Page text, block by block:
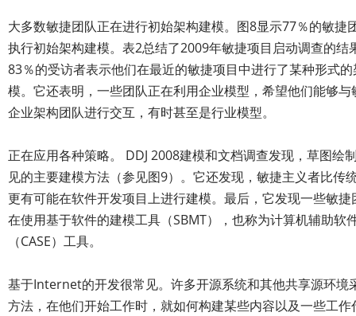
大多数敏捷团队正在进行初始架构建模。图8显示77％的敏捷
执行初始架构建模。表2总结了2009年敏捷项目启动调查的结
83％的受访者表示他们在最近的敏捷项目中进行了某种形式
模。它还表明，一些团队正在利用企业模型，希望他们能够与
企业架构团队进行交互，有时甚至是行业模型。
正在应用各种策略。 DDJ 2008建模和文档调查发现，草图绘
见的主要建模方法（参见图9）。它还发现，敏捷主义者比传
更有可能在软件开发项目上进行建模。最后，它发现一些敏捷
在使用基于软件的建模工具（SBMT），也称为计算机辅助软
（CASE）工具。
基于Internet的开发很常见。许多开源系统和其他共享源环境
方法，在他们开始工作时，就如何构建某些内容以及一些工作